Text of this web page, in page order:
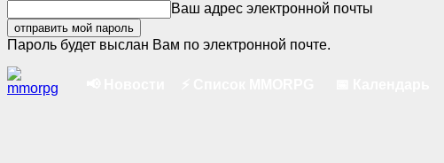
Ваш адрес электронной почты
Пароль будет выслан Вам по электронной почте.